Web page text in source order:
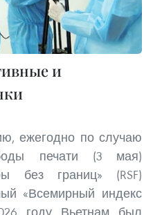
и
ежегодно по случаю
печати (3 мая)
без границ» (RSF)
«Всемирный индекс